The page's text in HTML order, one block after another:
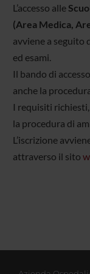
L’accesso alle
(Area Medica,
avviene a seguito
ed esami.
Il bando di
anche la
I requisiti
la procedura di
L’iscrizione
attraverso il sito